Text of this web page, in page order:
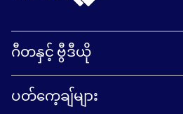
ဂီတနှင့် ဗွီဒီယို
ပတ်ကေ့ချ်များ